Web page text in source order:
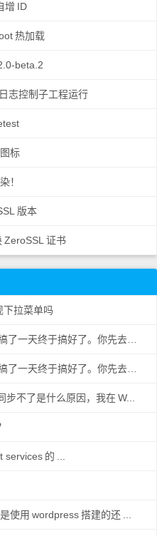
增 ID
热加载
beta.2
日志控制子工程运行
标
！
版本
ZeroSSL 证书
下拉菜单吗
一天终于搞好了。你先去数据
一天终于搞好了。你先去数据
步不了是什么原因，我在W...
services 的
使用 wordpress搭建的还